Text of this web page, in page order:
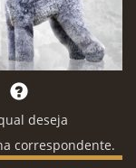
deseja
correspondente.